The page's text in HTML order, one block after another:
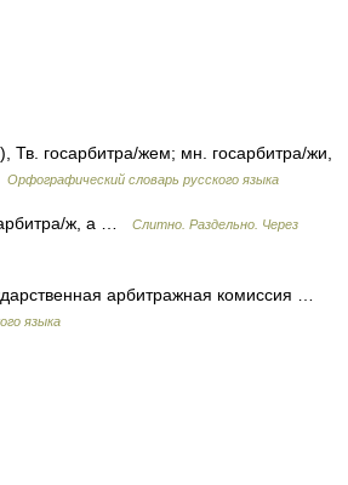
Тв. госарбитра/жем; мн. госарбитра/жи,
Орфографический словарь русского языка
ж, а …
Слитно. Раздельно. Через
арбитражная комиссия …
языка